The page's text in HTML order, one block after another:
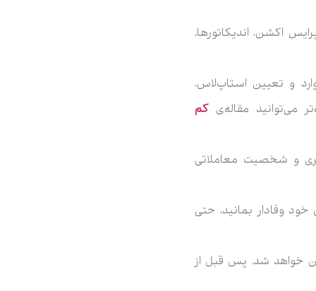
اکشن، اندیکاتورها،
و تعیین استاپ‌لاس،
می‌توانید مقاله‌ی کم
و شخصیت معاملاتی
وفادار بمانید، حتی
خواهد شد. پس قبل از